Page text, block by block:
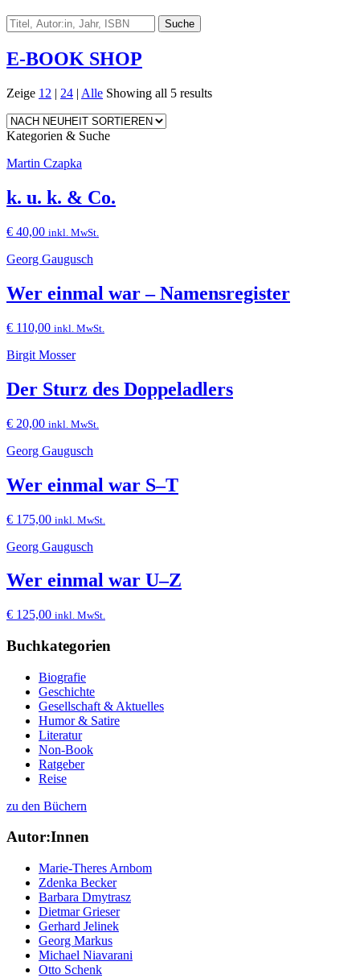
E-BOOK SHOP
Zeige 12 | 24 | Alle Showing all 5 results
Kategorien & Suche
Martin Czapka
k. u. k. & Co.
€ 40,00 inkl. MwSt.
Georg Gaugusch
Wer einmal war – Namensregister
€ 110,00 inkl. MwSt.
Birgit Mosser
Der Sturz des Doppeladlers
€ 20,00 inkl. MwSt.
Georg Gaugusch
Wer einmal war S–T
€ 175,00 inkl. MwSt.
Georg Gaugusch
Wer einmal war U–Z
€ 125,00 inkl. MwSt.
Buchkategorien
Biografie
Geschichte
Gesellschaft & Aktuelles
Humor & Satire
Literatur
Non-Book
Ratgeber
Reise
zu den Büchern
Autor:Innen
Marie-Theres Arnbom
Zdenka Becker
Barbara Dmytrasz
Dietmar Grieser
Gerhard Jelinek
Georg Markus
Michael Niavarani
Otto Schenk